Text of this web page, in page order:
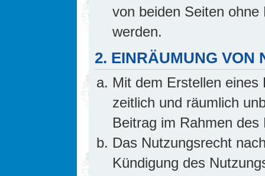
von beiden Seiten
werden.
2. EINRÄUMUNG VON
Mit dem Erstellen
zeitlich und räumlich
Beitrag im Rahmen
Das Nutzungsrecht
Kündigung des